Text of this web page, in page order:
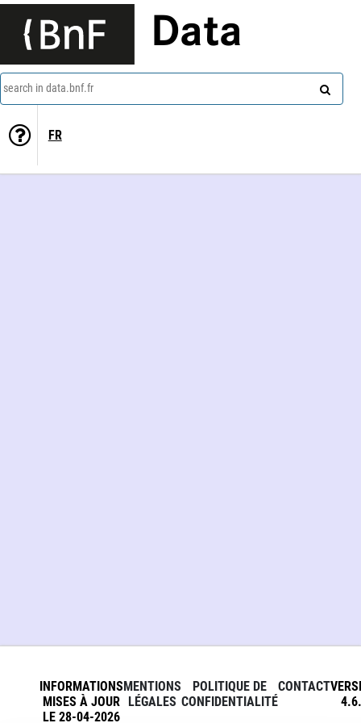
Data
search in data.bnf.fr
FR
INFORMATIONS
MISES À JOUR
LE 28-04-2026
MENTIONS
LÉGALES
POLITIQUE DE
CONFIDENTIALITÉ
CONTACT